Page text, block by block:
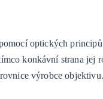
optických
konkávní strana
výrobce objektivu.